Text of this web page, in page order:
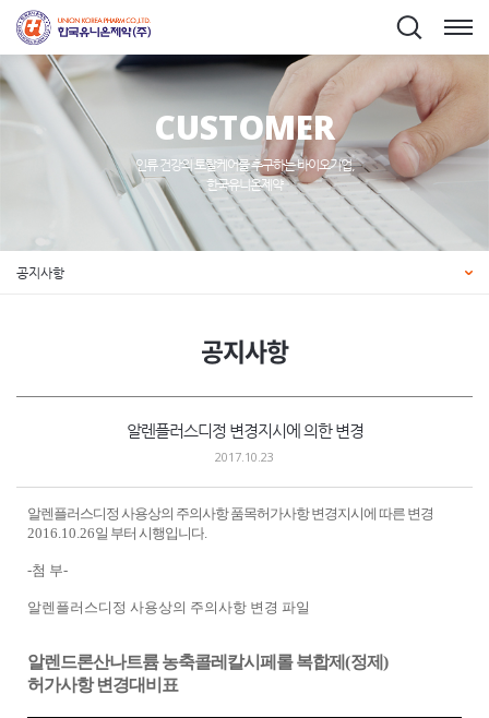
CUSTOMER
인류 건강의 토탈케어를 추구하는 바이오기업,
한국유니온제약
공지사항
공지사항
알렌플러스디정 변경지시에 의한 변경
2017.10.23
알렌플러스디정 사용상의 주의사항 품목허가사항 변경지시에 따른 변경
2016.10.26일 부터 시행입니다.
-첨 부-
알렌플러스디정 사용상의 주의사항 변경 파일
알렌드론산나트륨 농축콜레칼시페롤 복합제 (정제 )
허가사항 변경대비표